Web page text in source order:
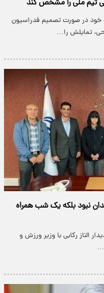
تیم ملی را مشخص کند
خود در صورت تصمیم فدراسیون
تمایلش را…
نبود بلکه یک شب همراه
الناز رکابی با وزیر ورزش و